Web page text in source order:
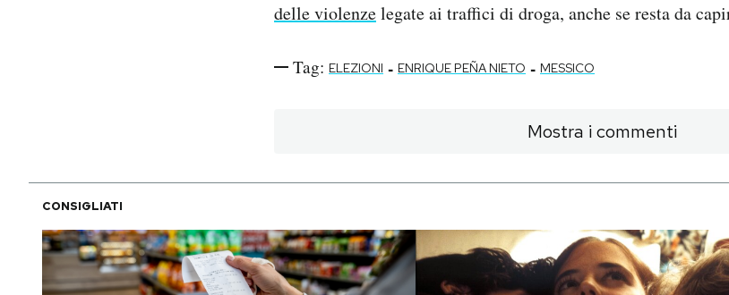
Area Personale
Newsletter
Notifiche mobile
Regala il Post
delle violenzelegate ai traffici di droga, anche se resta da
Tag: ELEZIONI - ENRIQUE PEÑA NIETO - MESSICO
Mostra i commenti
CONSIGLIATI